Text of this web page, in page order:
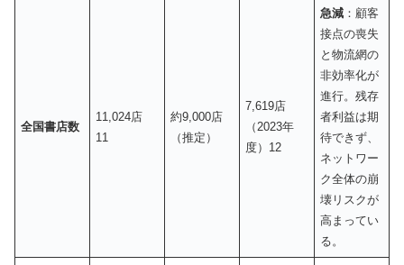
全国書店数
11,024店
11
約9,000店
（推定）
7,619店
（2023年
度）12
急減 ：顧客
接点の喪失
と物流網の
非効率化が
進行。残存
者利益は期
待できず、
ネットワー
ク全体の崩
壊リスクが
高まってい
る。